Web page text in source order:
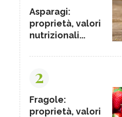
Asparagi:
proprietà, valori
nutrizionali...
2
Fragole:
proprietà, valori